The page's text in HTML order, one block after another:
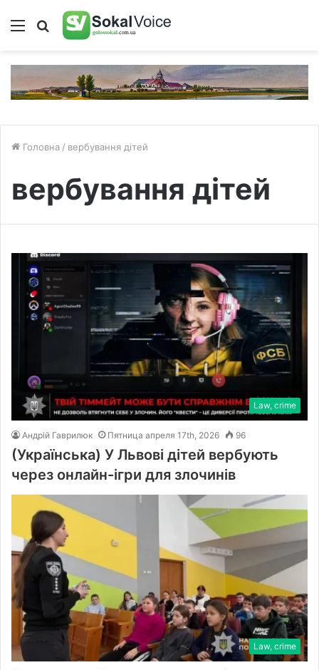
Меню Пошук
Головна / вербування дітей
вербування дітей
Law, crime
Андрій Гаврилюк Пятница апреля 17th, 2026 96
(Українська) У Львові дітей вербують
через онлайн-ігри для злочинів
Law, crime